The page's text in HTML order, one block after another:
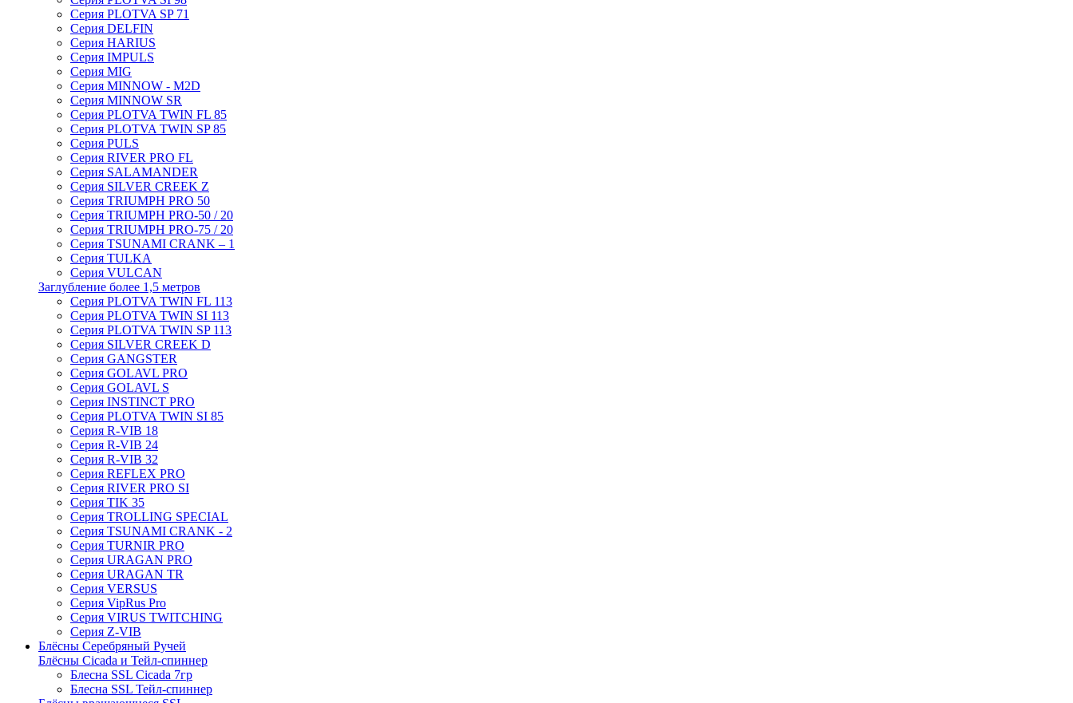
Серия PLOTVA SP 71
Серия DELFIN
Серия HARIUS
Серия IMPULS
Серия MIG
Серия MINNOW - M2D
Серия MINNOW SR
Серия PLOTVA TWIN FL 85
Серия PLOTVA TWIN SP 85
Серия PULS
Серия RIVER PRO FL
Серия SALAMANDER
Серия SILVER CREEK Z
Серия TRIUMPH PRO 50
Серия TRIUMPH PRO-50 / 20
Серия TRIUMPH PRO-75 / 20
Серия TSUNAMI CRANK – 1
Серия TULKA
Серия VULCAN
Заглубление более 1,5 метров
Серия PLOTVA TWIN FL 113
Серия PLOTVA TWIN SI 113
Серия PLOTVA TWIN SP 113
Серия SILVER CREEK D
Серия GANGSTER
Серия GOLAVL PRO
Серия GOLAVL S
Серия INSTINCT PRO
Серия PLOTVA TWIN SI 85
Серия R-VIB 18
Серия R-VIB 24
Серия R-VIB 32
Серия REFLEX PRO
Серия RIVER PRO SI
Серия TIK 35
Серия TROLLING SPECIAL
Серия TSUNAMI CRANK - 2
Серия TURNIR PRO
Серия URAGAN PRO
Серия URAGAN TR
Серия VERSUS
Серия VipRus Pro
Серия VIRUS TWITCHING
Серия Z-VIB
Блёсны Серебряный Ручей
Блёсны Cicada и Тейл-спиннер
Блесна SSL Cicada 7гр
Блесна SSL Тейл-спиннер